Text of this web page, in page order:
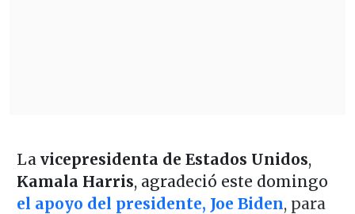
Lavicepresidenta de Estados Unidos,
Kamala Harris, agradeció este domingo
el apoyo del presidente, Joe Biden, para